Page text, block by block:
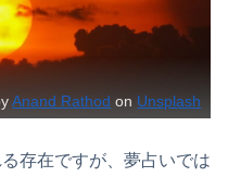
Anand Rathod on Unsplash
存在ですが、夢占いでは